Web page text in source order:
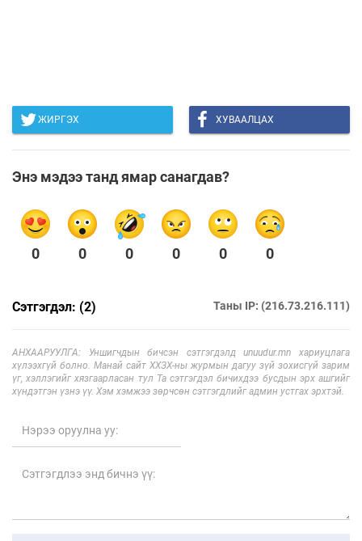
ЖИРГЭХ ХУВААЛЦАХ
Энэ мэдээ танд ямар санагдав?
0 0 0 0 0 0
Сэтгэгдэл: (2) Таны IP: (216.73.216.111)
АНХААРУУЛГА: Уншигчдын бичсэн сэтгэгдэлд unuudur.mn хариуцлага
хүлээхгүй болно. Манай сайт ХХЗХ-ны журмын дагуу зүй зохисгүй зарим
үг, хэллэгийг хязгаарласан тул Та сэтгэгдэл бичихдээ бусдын эрх ашгийг
хүндэтгэн үзнэ үү. Хэм хэмжээ зөрчсөн сэтгэгдлийг админ устгах эрхтэй.